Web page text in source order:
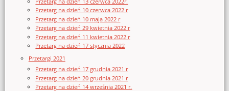
Przetarg na dzień 10 czerwca 2022 r
Przetarg na dzień 10 maja 2022 r
Przetarg na dzień 29 kwietnia 2022 r
Przetarg na dzień 11 kwietnia 2022 r
Przetarg na dzień 17 stycznia 2022
Przetargi 2021
Przetarg na dzień 17 grudnia 2021 r
Przetarg na dzień 20 grudnia 2021 r
Przetarg na dzień 14 września 2021 r.